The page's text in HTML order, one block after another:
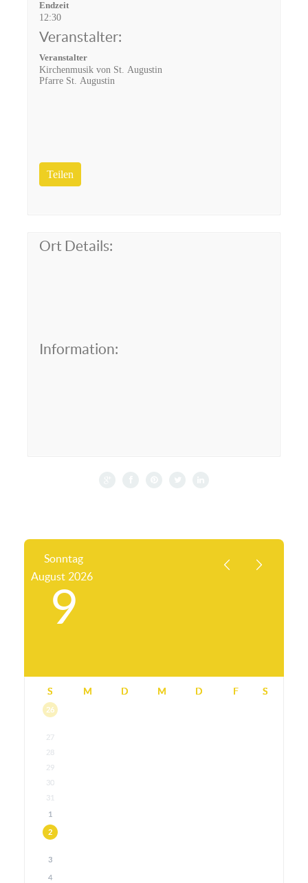
Endzeit
12:30
Veranstalter:
Veranstalter
Kirchenmusik von St. Augustin
Pfarre St. Augustin
Teilen
Ort Details:
Information:
Sonntag
August 2026
9
S M D M D F S
26
27
28
29
30
31
1
2
3
4